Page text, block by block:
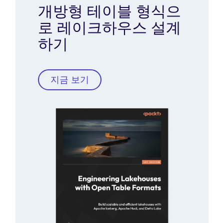
개방형 테이블 형식으
로 레이크하우스 설계
하기
지금 보기